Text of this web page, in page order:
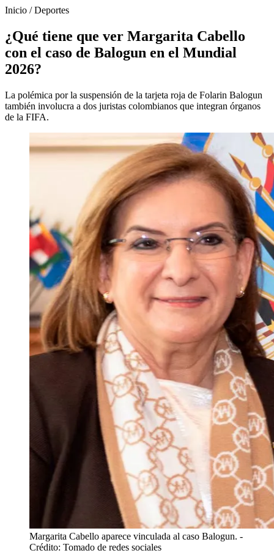
Inicio /Deportes
¿Qué tiene que ver Margarita Cabello
con el caso de Balogun en el Mundial
2026?
La polémica por la suspensión de la tarjeta roja de Folarin Balogun
también involucra a dos juristas colombianos que integran órganos
de la FIFA.
Margarita Cabello aparece vinculada al caso Balogun. -
Crédito: Tomado de redes sociales